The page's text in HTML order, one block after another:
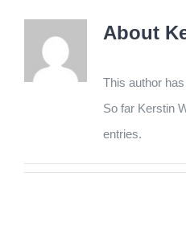
About
This author
So far Kerstin
entries.